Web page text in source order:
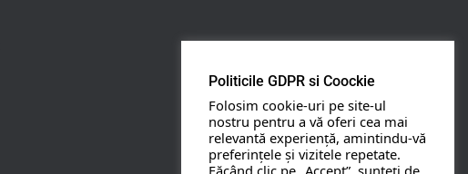
Politicile GDPR si Coockie
Folosim cookie-uri pe site-ul
nostru pentru a vă oferi cea mai
relevantă experiență, amintindu-vă
preferințele și vizitele repetate.
Făcând clic pe „Accept”, sunteți de